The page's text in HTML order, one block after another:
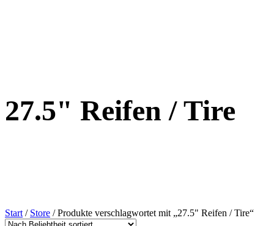
27.5" Reifen / Tire
Start / Store / Produkte verschlagwortet mit „27.5" Reifen / Tire“